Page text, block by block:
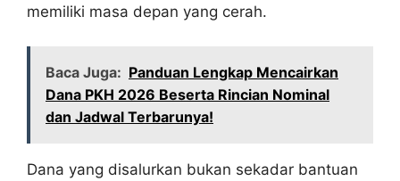
memiliki masa depan yang cerah.
Baca Juga: Panduan Lengkap Mencairkan
Dana PKH 2026 Beserta Rincian Nominal
dan Jadwal Terbarunya!
Dana yang disalurkan bukan sekadar bantuan